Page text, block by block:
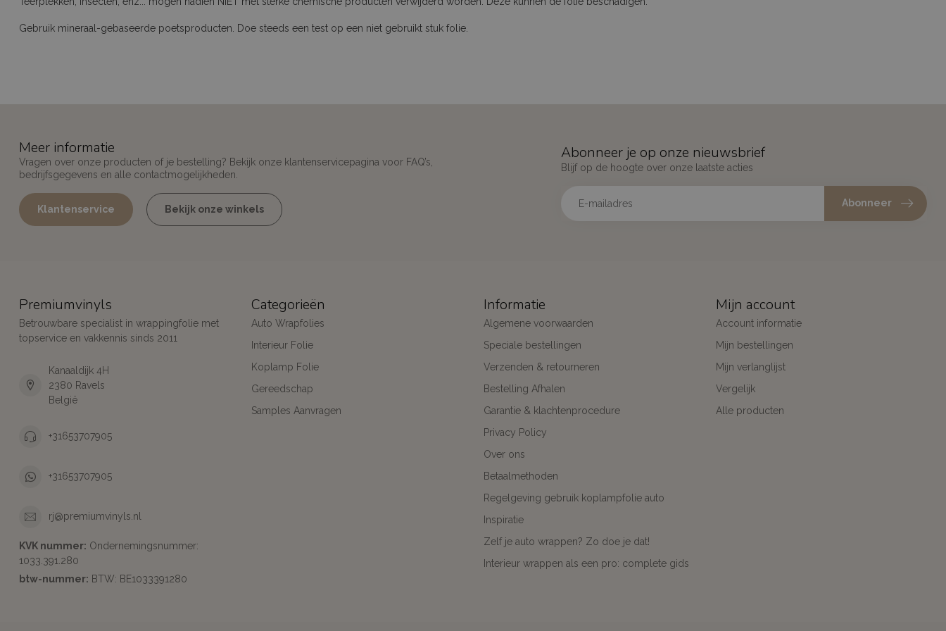
Gebruik mineraal-gebaseerde poetsproducten. Doe steeds een test op een niet gebruikt stuk folie.
Meer informatie
Vragen over onze producten of je bestelling? Bekijk onze klantenservicepagina voor FAQ’s,
bedrijfsgegevens en alle contactmogelijkheden.
Klantenservice Bekijk onze winkels
Abonneer je op onze nieuwsbrief
Blijf op de hoogte over onze laatste acties
Abonneer
Premiumvinyls
Betrouwbare specialist in wrappingfolie met
topservice en vakkennis sinds 2011
Kanaaldijk 4H
2380 Ravels
België
+31653707905
+31653707905
rj@premiumvinyls.nl
KVK nummer: Ondernemingsnummer:
1033.391.280
btw-nummer: BTW: BE1033391280
Categorieën
Auto Wrapfolies
Interieur Folie
Koplamp Folie
Gereedschap
Samples Aanvragen
Informatie
Algemene voorwaarden
Speciale bestellingen
Verzenden & retourneren
Bestelling Afhalen
Garantie & klachtenprocedure
Privacy Policy
Over ons
Betaalmethoden
Regelgeving gebruik koplampfolie auto
Inspiratie
Zelf je auto wrappen? Zo doe je dat!
Interieur wrappen als een pro: complete gids
Mijn account
Account informatie
Mijn bestellingen
Mijn verlanglijst
Vergelijk
Alle producten